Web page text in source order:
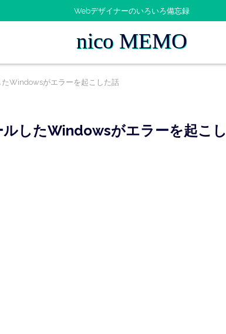
Webデザイナーのいろいろ備忘録
nico MEMO
Windowsがエラーを起こした話
したWindowsがエラーを起こし